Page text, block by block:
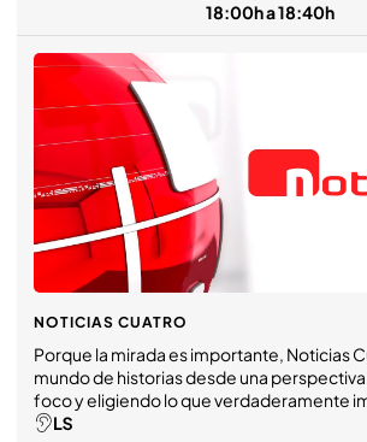
18:00h a 18:40h
NOTICIAS CUATRO
Porque la mirada es importante, Noticias
mundo de historias desde una
foco y eligiendo lo que verdaderamente
la información de la mano de Alba Lago,